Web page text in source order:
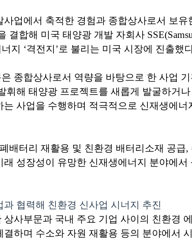
사업에서 축적한 경험과 종합상사로서 보유
결합해 미국 태양광 개발 자회사
지 ‘격전지’로 불리는 미국 시장에 진출했
종합상사로서 역량을 바탕으로 한 사업
휘해 태양광 프로젝트를 새롭게 발굴하거
는 사업을 수행하며 적극적으로 신재생에너
배터리 재활용 및 친환경 배터리소재 공급,
래 성장성이 유망한 신재생에너지 분야에서
협력해 친환경 신사업 시너지 추진
상사부문과 국내 주요 기업 사이의 친환경
결하며 수소와 자원 재활용 등의 분야에서